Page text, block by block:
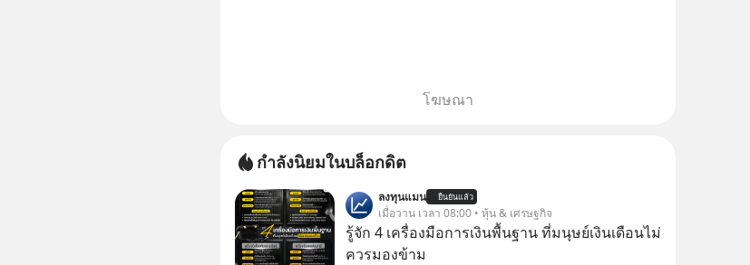
โฆษณา
กำลังนิยมในบล็อกดิต
ลงทุนแมน ยืนยันแล้ว
เมื่อวาน เวลา 08:00 • หุ้น & เศรษฐกิจ
รู้จัก 4 เครื่องมือการเงินพื้นฐาน ที่มนุษย์เงินเดือนไม่
ควรมองข้าม